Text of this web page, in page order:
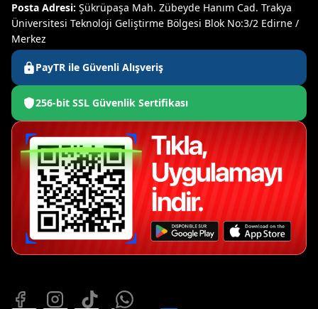
Posta Adresi: Şükrüpaşa Mah. Zübeyde Hanım Cad. Trakya
Üniversitesi Teknoloji Geliştirme Bölgesi Blok No:3/2 Edirne /
Merkez
PayTR ile Güvenli Alışveriş
256-bit SSL Güvenlik Sertifikası